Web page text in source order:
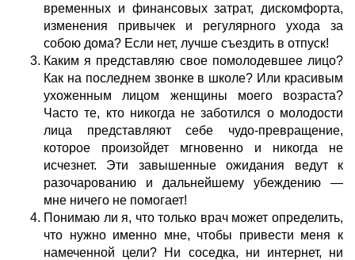
временных и финансовых затрат, дискомфорта,
изменения привычек и регулярного ухода за
собою дома? Если нет, лучше съездить в отпуск!
Каким я представляю свое помолодевшее лицо?
Как на последнем звонке в школе? Или красивым
ухоженным лицом женщины моего возраста?
Часто те, кто никогда не заботился о молодости
лица представляют себе чудо-превращение,
которое произойдет мгновенно и никогда не
исчезнет. Эти завышенные ожидания ведут к
разочарованию и дальнейшему убеждению —
мне ничего не помогает!
Понимаю ли я, что только врач может определить,
что нужно именно мне, чтобы привести меня к
намеченной цели? Ни соседка, ни интернет, ни